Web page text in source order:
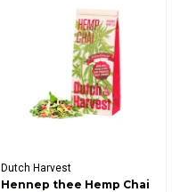
Dutch Harvest
Hennep thee Hemp Chai